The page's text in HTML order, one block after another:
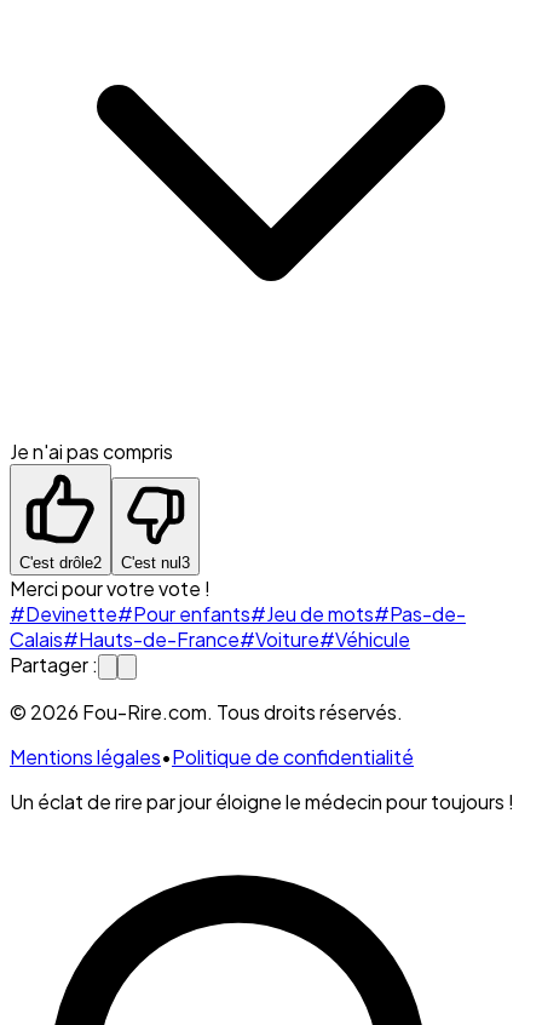
Je n'ai pas compris
C'est drôle2 C'est nul3
Merci pour votre vote !
#Devinette#Pour enfants#Jeu de mots#Pas-de-
Calais#Hauts-de-France#Voiture#Véhicule
Partager :
© 2026 Fou-Rire.com. Tous droits réservés.
Mentions légales•Politique de confidentialité
Un éclat de rire par jour éloigne le médecin pour toujours !